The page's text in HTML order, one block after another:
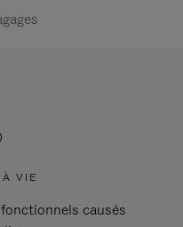
VIE
causés